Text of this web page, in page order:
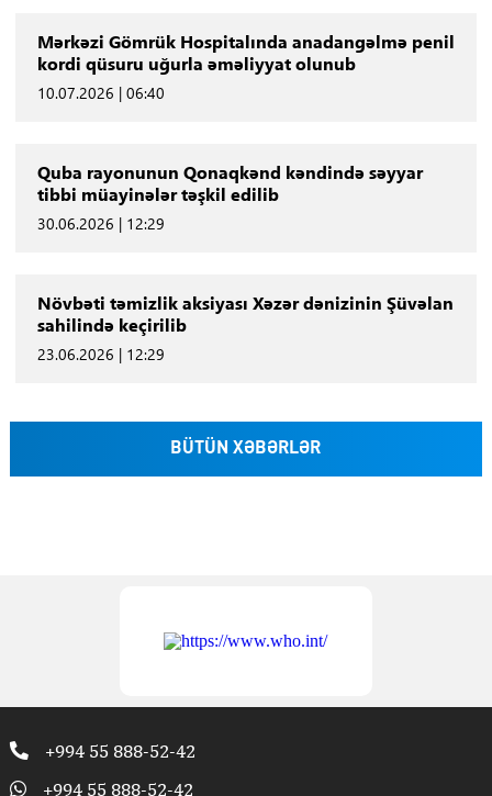
Mərkəzi Gömrük Hospitalında anadangəlmə penil
kordi qüsuru uğurla əməliyyat olunub
10.07.2026 | 06:40
Quba rayonunun Qonaqkənd kəndində səyyar
tibbi müayinələr təşkil edilib
30.06.2026 | 12:29
Növbəti təmizlik aksiyası Xəzər dənizinin Şüvəlan
sahilində keçirilib
23.06.2026 | 12:29
BÜTÜN XƏBƏRLƏR
+994 55 888-52-42
+994 55 888-52-42